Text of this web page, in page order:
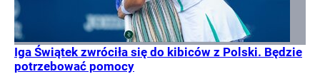
Iga Świątek zwróciła się do kibiców z Polski. Będzie
potrzebować pomocy